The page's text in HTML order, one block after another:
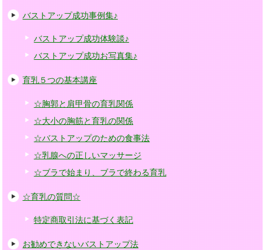
バストアップ成功事例集♪
バストアップ成功体験談♪
バストアップ成功お写真集♪
育乳５つの基本講座
☆胸郭と肩甲骨の育乳関係
☆大小の胸筋と育乳の関係
☆バストアップのための食事法
☆乳腺への正しいマッサージ
☆ブラで始まり、ブラで終わる育乳
☆育乳の質問☆
特定商取引法に基づく表記
お勧めできないバストアップ法